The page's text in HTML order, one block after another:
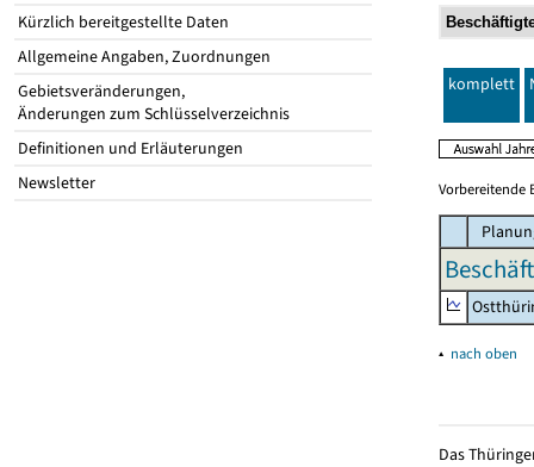
Kürzlich bereitgestellte Daten
Allgemeine Angaben, Zuordnungen
Gebietsveränderungen,
Änderungen zum Schlüsselverzeichnis
Definitionen und Erläuterungen
Newsletter
komplett
Vorbereitende
▴ nach oben
Das